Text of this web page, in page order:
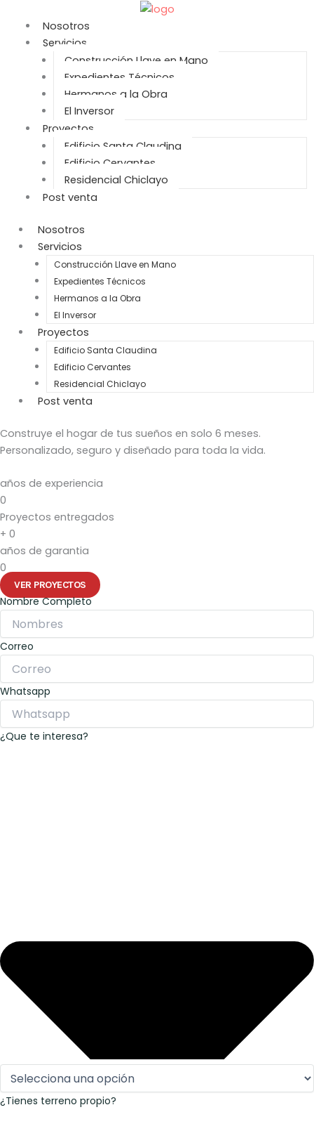
Nosotros
Servicios
Construcción Llave en Mano
Expedientes Técnicos
Hermanos a la Obra
El Inversor
Proyectos
Edificio Santa Claudina
Edificio Cervantes
Residencial Chiclayo
Post venta
Nosotros
Servicios
Construcción Llave en Mano
Expedientes Técnicos
Hermanos a la Obra
El Inversor
Proyectos
Edificio Santa Claudina
Edificio Cervantes
Residencial Chiclayo
Post venta
contenido
Construye el hogar de tus sueños en solo 6 meses.
Personalizado, seguro y diseñado para toda la vida.
años de experiencia
0
Proyectos entregados
+ 0
años de garantia
0
VER PROYECTOS
Nombre Completo
Correo
Whatsapp
¿Que te interesa?
¿Tienes terreno propio?